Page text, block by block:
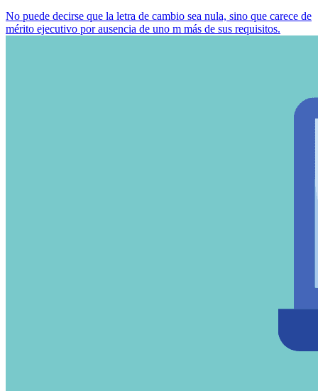
No puede decirse que la letra de cambio sea nula, sino que carece de
mérito ejecutivo por ausencia de uno m más de sus requisitos.